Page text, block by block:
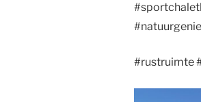
#rustruimte